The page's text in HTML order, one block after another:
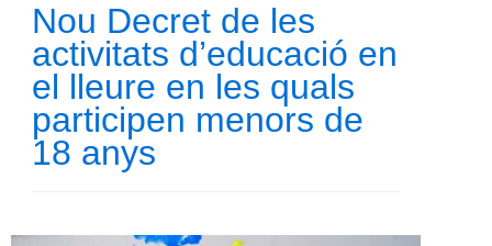
Nou Decret de les
activitats d’educació en
el lleure en les quals
participen menors de
18 anys